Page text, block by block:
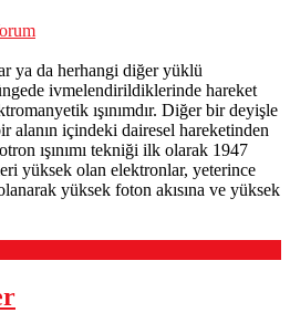
ya da herhangi diğer yüklü
ivmelendirildiklerinde hareket
ışınımdır. Diğer bir deyişle
alanın içindeki dairesel hareketinden
ışınımı tekniği ilk olarak 1947
yüksek olan elektronlar, yeterince
yüksek foton akısına ve yüksek